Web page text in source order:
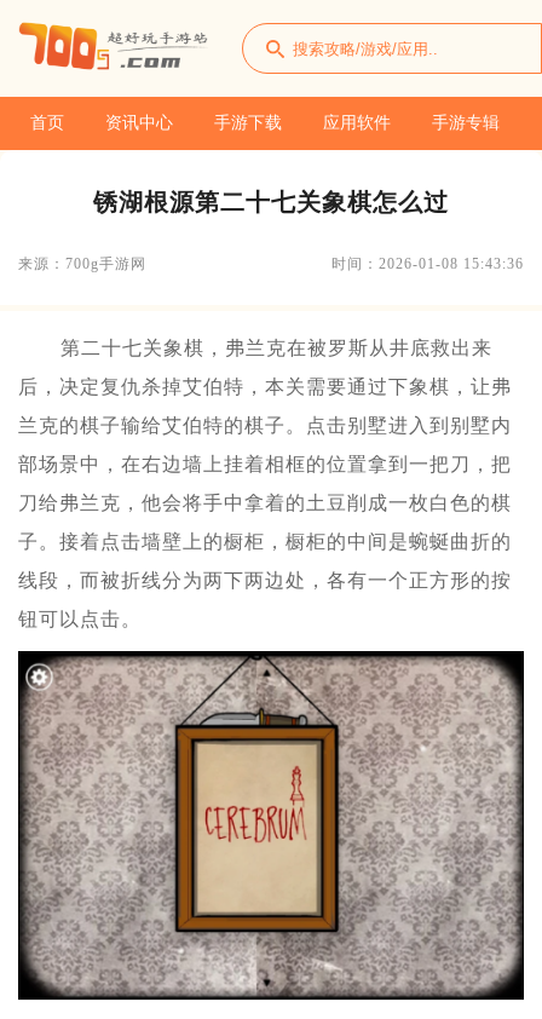
首页 资讯中心 手游下载 应用软件 手游专辑
锈湖根源第二十七关象棋怎么过
来源：700g手游网 时间：2026-01-08 15:43:36
第二十七关象棋，弗兰克在被罗斯从井底救出来
后，决定复仇杀掉艾伯特，本关需要通过下象棋，让弗
兰克的棋子输给艾伯特的棋子。点击别墅进入到别墅内
部场景中，在右边墙上挂着相框的位置拿到一把刀，把
刀给弗兰克，他会将手中拿着的土豆削成一枚白色的棋
子。接着点击墙壁上的橱柜，橱柜的中间是蜿蜒曲折的
线段，而被折线分为两下两边处，各有一个正方形的按
钮可以点击。